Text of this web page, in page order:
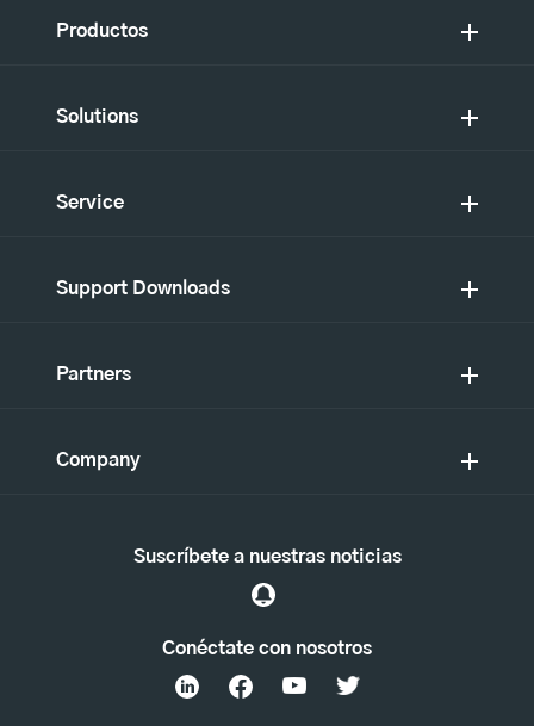
Productos
Solutions
Service
Support Downloads
Partners
Company
Conéctate con nosotros
Suscríbete a nuestras noticias